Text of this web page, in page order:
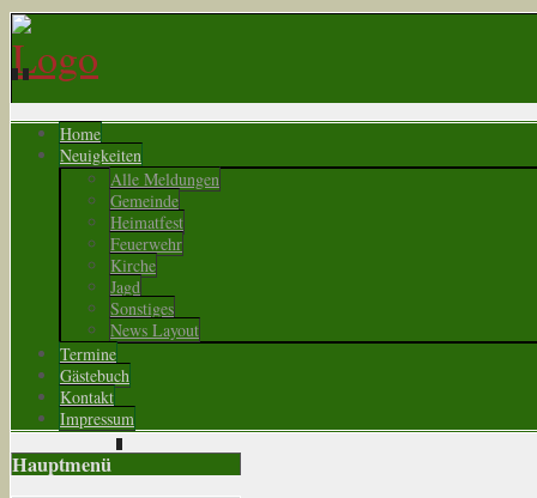
Home
Neuigkeiten
Alle Meldungen
Gemeinde
Heimatfest
Feuerwehr
Kirche
Jagd
Sonstiges
News Layout
Termine
Gästebuch
Kontakt
Impressum
Hauptmenü